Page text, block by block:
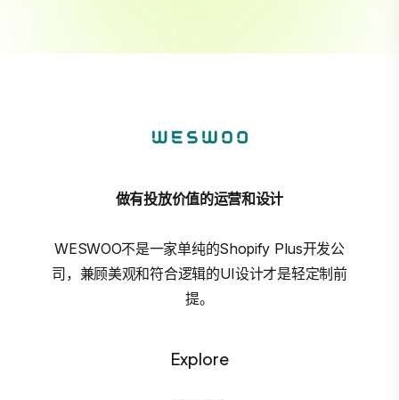
做有投放价值的运营和设计
WESWOO不是一家单纯的Shopify Plus开发公
司，兼顾美观和符合逻辑的UI设计才是轻定制前
提。
Explore